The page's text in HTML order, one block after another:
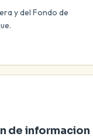
y del Fondo de
de informacion